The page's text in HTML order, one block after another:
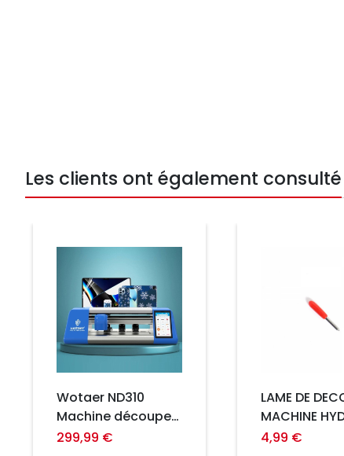
Les clients ont également consulté
Wotaer ND310
Machine découpe
hydrogèle 14"
299,99 €
LAME DE
MACHINE
(3 pièces)
4,99 €